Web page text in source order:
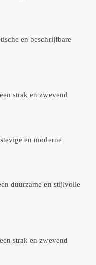
en beschrijfbare
strak en zwevend
en moderne
duurzame en stijlvolle
strak en zwevend